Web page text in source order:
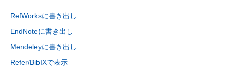
RefWorksに書き出し
EndNoteに書き出し
Mendeleyに書き出し
Refer/BibIXで表示